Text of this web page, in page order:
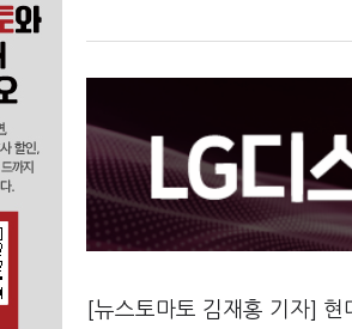
[뉴스토마토 김재홍 기자] 현